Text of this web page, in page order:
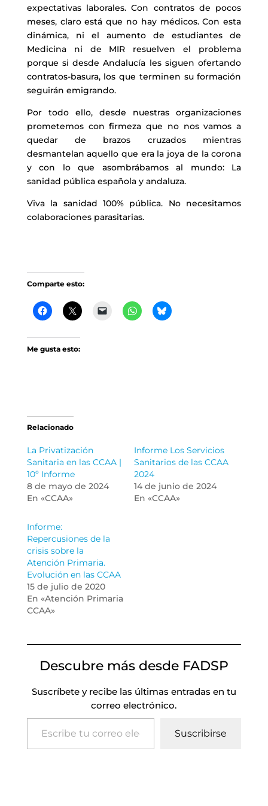
expectativas laborales. Con contratos de pocos
meses, claro está que no hay médicos. Con esta
dinámica, ni el aumento de estudiantes de
Medicina ni de MIR resuelven el problema
porque si desde Andalucía les siguen ofertando
contratos-basura, los que terminen su formación
seguirán emigrando.
Por todo ello, desde nuestras organizaciones
prometemos con firmeza que no nos vamos a
quedar de brazos cruzados mientras
desmantelan aquello que era la joya de la corona
y con lo que asombrábamos al mundo: La
sanidad pública española y andaluza.
Viva la sanidad 100% pública. No necesitamos
colaboraciones parasitarias.
Comparte esto:
Me gusta esto:
Relacionado
La Privatización
Sanitaria en las CCAA |
10º Informe
8 de mayo de 2024
En «CCAA»
Informe Los Servicios
Sanitarios de las CCAA
2024
14 de junio de 2024
En «CCAA»
Informe:
Repercusiones de la
crisis sobre la
Atención Primaria.
Evolución en las CCAA
15 de julio de 2020
En «Atención Primaria
CCAA»
Descubre más desde FADSP
Suscríbete y recibe las últimas entradas en tu
correo electrónico.
Escribe tu correo electrónico…
Suscribirse